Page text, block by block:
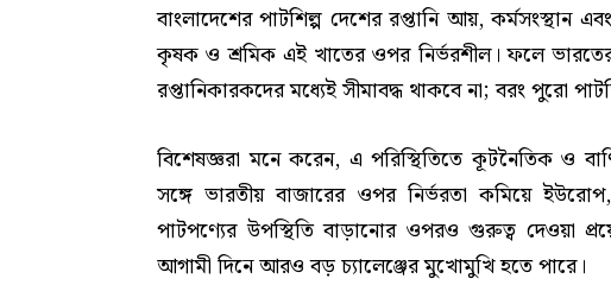
বাংলাদেশের পাটশিল্প দেশের রপ্তানি আয়, কর্মসংস্থান
কৃষক ও শ্রমিক এই খাতের ওপর নির্ভরশীল। ফলে
রপ্তানিকারকদের মধ্যেই সীমাবদ্ধ থাকবে না; বরং পুরো
বিশেষজ্ঞরা মনে করেন, এ পরিস্থিতিতে কূটনৈতিক ও
সঙ্গে ভারতীয় বাজারের ওপর নির্ভরতা কমিয়ে
পাটপণ্যের উপস্থিতি বাড়ানোর ওপরও গুরুত্ব দেওয়া
আগামী দিনে আরও বড় চ্যালেঞ্জের মুখোমুখি হতে পারে।